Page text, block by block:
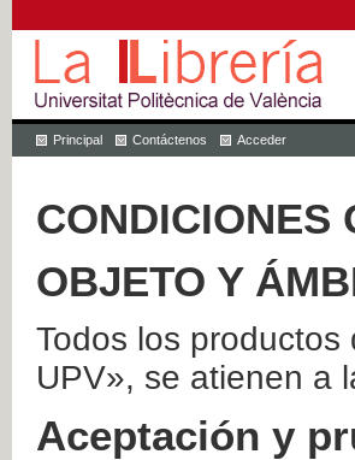
Principal Contáctenos Acceder
CONDICIONES
OBJETO Y
Todos los
UPV», se atienen a
Aceptación y